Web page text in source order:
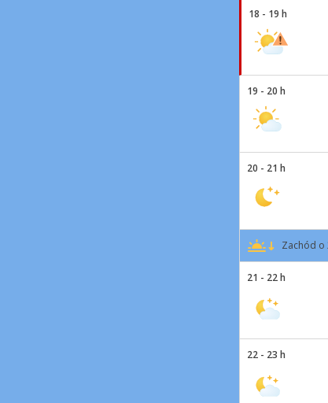
18 - 19 h
19 - 20 h
20 - 21 h
Zachód o
21 - 22 h
22 - 23 h